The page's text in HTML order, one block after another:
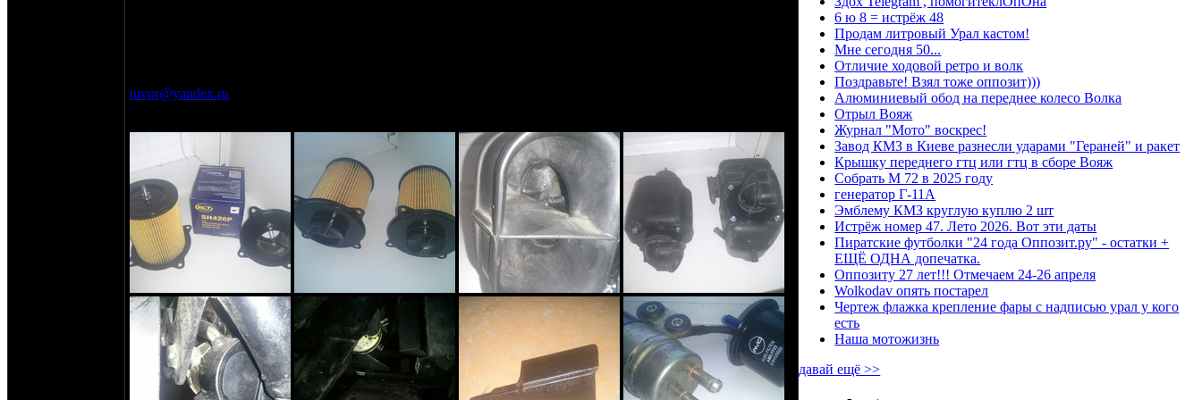
tuvor@yandex.ru
6 ю 8 = истрёж 48
Продам литровый Урал кастом!
Мне сегодня 50...
Отличие ходовой ретро и волк
Поздравьте! Взял тоже оппозит)))
Алюминиевый обод на переднее колесо Волка
Отрыл Вояж
Журнал "Мото" воскрес!
Завод КМЗ в Киеве разнесли ударами "Гераней" и ракет
Крышку переднего гтц или гтц в сборе Вояж
Собрать М 72 в 2025 году
генератор Г-11А
Эмблему КМЗ круглую куплю 2 шт
Истрёж номер 47. Лето 2026. Вот эти даты
Пиратские футболки "24 года Оппозит.ру" - остатки +
ЕЩЁ ОДНА допечатка.
Оппозиту 27 лет!!! Отмечаем 24-26 апреля
Wolkodav опять постарел
Чертеж флажка крепление фары с надписью урал у кого
есть
Наша мотожизнь
давай ещё >>